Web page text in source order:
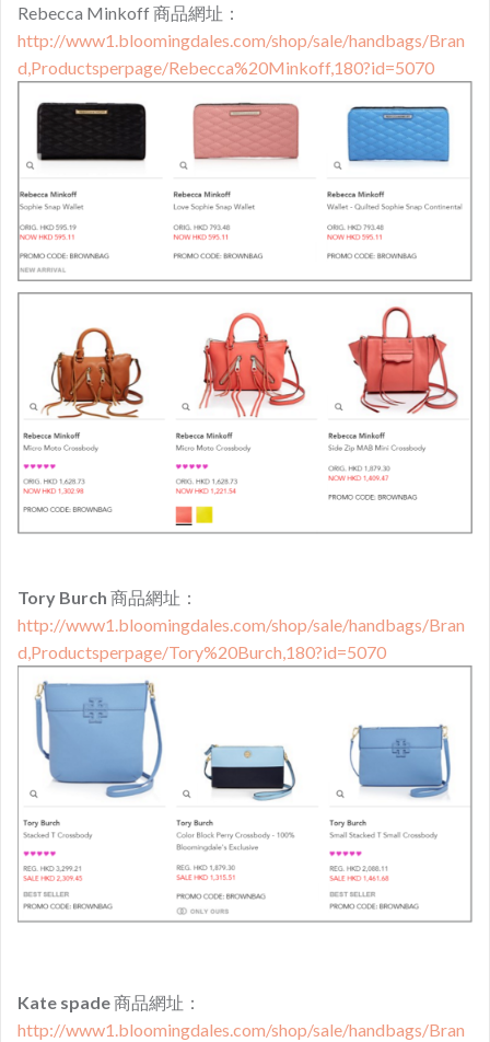
Rebecca Minkoff商品網址：
http://www1.bloomingdales.com/shop/sale/handbags/Bran
d,Productsperpage/Rebecca%20Minkoff,180?id=5070
Tory Burch 商品網址：
http://www1.bloomingdales.com/shop/sale/handbags/Bran
d,Productsperpage/Tory%20Burch,180?id=5070
Kate spade商品網址：
http://www1.bloomingdales.com/shop/sale/handbags/Bran